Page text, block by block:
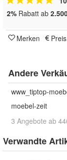
2% Rabatt ab
Merken
Andere
www_tiptop-
moebel-zeit
3 Angebote ab
Verwandte